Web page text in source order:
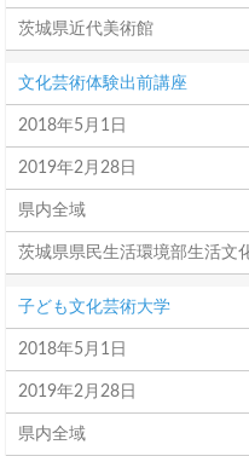
茨城県近代美術館
文化芸術体験出前講座
2018年5月1日
2019年2月28日
県内全域
茨城県県民生活環境部生活文
子ども文化芸術大学
2018年5月1日
2019年2月28日
県内全域